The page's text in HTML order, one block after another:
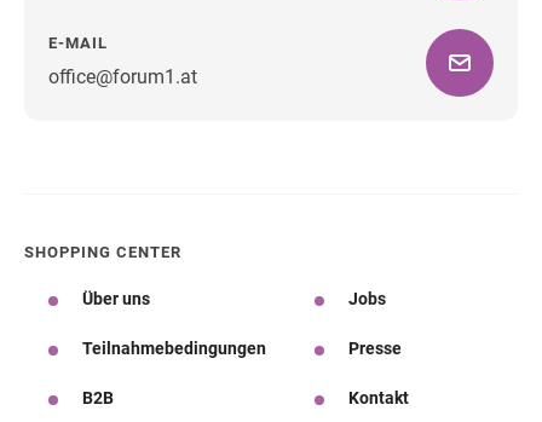
E-MAIL
office@forum1.at
SHOPPING CENTER
Über uns Jobs
Teilnahmebedingungen Presse
B2B Kontakt